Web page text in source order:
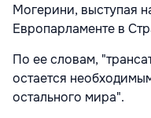
Могерини, выступая
Европарламенте в
По ее словам,
остается
остального мира".